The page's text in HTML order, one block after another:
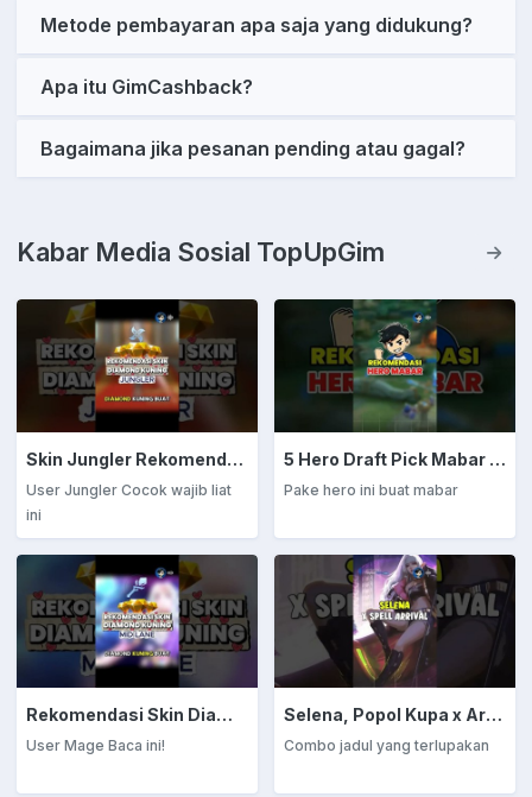
Metode pembayaran apa saja yang didukung?
Apa itu GimCashback?
Bagaimana jika pesanan pending atau gagal?
Kabar Media Sosial TopUpGim
Skin Jungler Rekomendasi Diamond Kuning
User Jungler Cocok wajib liat
ini
5 Hero Draft Pick Mabar Auto Win
Pake hero ini buat mabar
Rekomendasi Skin Diamond Kuning: Mage
User Mage Baca ini!
Selena, Popol Kupa x Arrival
Combo jadul yang terlupakan